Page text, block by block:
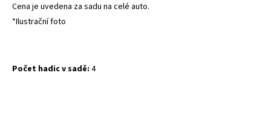
Cena je uvedena za sadu na celé auto.
*Ilustrační foto
Počet hadic v sadě: 4